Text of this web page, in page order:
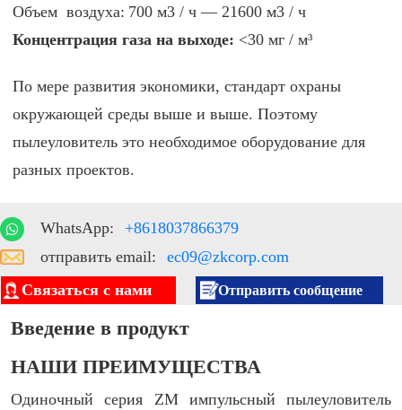
Объем воздуха: 700 м3 / ч — 21600 м3 / ч
Концентрация газа на выходе: <30 мг / м³
По мере развития экономики, стандарт охраны
окружающей среды выше и выше. Поэтому
пылеуловитель это необходимое оборудование для
разных проектов.
WhatsApp:
+8618037866379
отправить email:
ec09@zkcorp.com
Связаться с нами
Отправить сообщение
Введение в продукт
НАШИ ПРЕИМУЩЕСТВА
Одиночныйсерия ZM импульсный пылеуловитель